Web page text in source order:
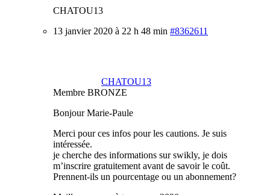
CHATOU13
13 janvier 2020 à 22 h 48 min #8362611
CHATOU13
Membre BRONZE
Bonjour Marie-Paule
Merci pour ces infos pour les cautions. Je suis
intéressée.
je cherche des informations sur swikly, je dois
m’inscrire gratuitement avant de savoir le coût.
Prennent-ils un pourcentage ou un abonnement?